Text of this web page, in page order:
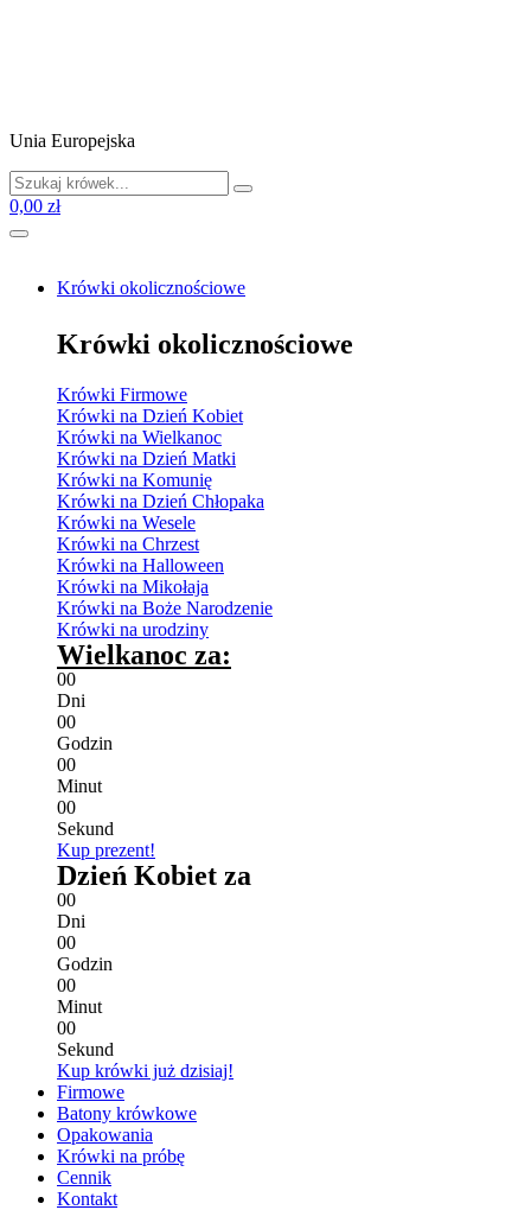
Unia Europejska
0,00 zł
Krówki okolicznościowe
Krówki okolicznościowe
Krówki Firmowe
Krówki na Dzień Kobiet
Krówki na Wielkanoc
Krówki na Dzień Matki
Krówki na Komunię
Krówki na Dzień Chłopaka
Krówki na Wesele
Krówki na Chrzest
Krówki na Halloween
Krówki na Mikołaja
Krówki na Boże Narodzenie
Krówki na urodziny
Wielkanoc za:
00
Dni
00
Godzin
00
Minut
00
Sekund
Kup prezent!
Dzień Kobiet za
00
Dni
00
Godzin
00
Minut
00
Sekund
Kup krówki już dzisiaj!
Firmowe
Batony krówkowe
Opakowania
Krówki na próbę
Cennik
Kontakt